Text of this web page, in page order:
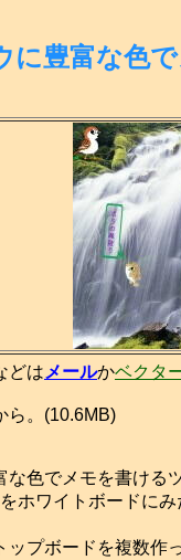
に豊富な色
どは メールかベクタ
ら。(10.6MB)
色でメモを書ける
ホワイトボードに
プボードを複数作